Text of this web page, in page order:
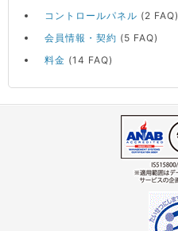
コントロールパネル (2 FAQ)
会員情報・契約 (5 FAQ)
料金 (14 FAQ)